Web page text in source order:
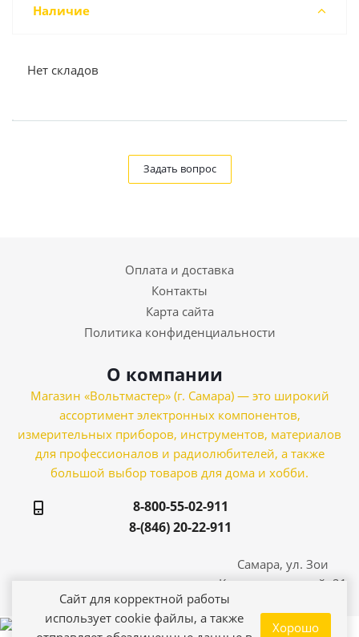
Наличие
Нет складов
Задать вопрос
Оплата и доставка
Контакты
Карта сайта
Политика конфиденциальности
О компании
Магазин «Вольтмастер» (г. Самара) — это широкий
ассортимент электронных компонентов,
измерительных приборов, инструментов, материалов
для профессионалов и радиолюбителей, а также
большой выбор товаров для дома и хобби.
8-800-55-02-911
8-(846) 20-22-911
Самара, ул. Зои
Космодемьянской, 21
Сайт для корректной работы
использует cookie файлы, а также
Хорошо